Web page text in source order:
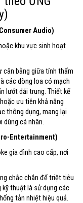
Audio)
khu vực sinh hoạt
cân bằng giữa tính thẩm
các dòng loa có mạch
lướt dải trung. Thiết kế
ưu tiên khả năng
thông dụng, mang lại
dùng cá nhân.
Entertainment)
gia đình cao cấp, nơi
chắc chắn để triệt tiêu
thuật là sử dụng các
tản nhiệt hiệu quả.